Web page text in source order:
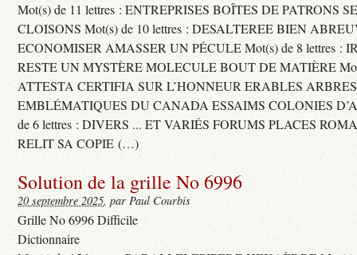
Mot(s) de 11 lettres : ENTREPRISES BOÎTES DE PATRONS
CLOISONS Mot(s) de 10 lettres : DESALTEREE BIEN
ECONOMISER AMASSER UN PÉCULE Mot(s) de 8 lettres :
RESTE UN MYSTÈRE MOLECULE BOUT DE MATIÈRE
ATTESTA CERTIFIA SUR L’HONNEUR ERABLES ARBRES
EMBLÉMATIQUES DU CANADA ESSAIMS COLONIES
de 6 lettres : DIVERS ... ET VARIÉS FORUMS PLACES
RELIT SA COPIE (…)
Solution de la grille No 6996
20 septembre 2025, par Paul Courbis
Grille No 6996 Difficile
Dictionnaire